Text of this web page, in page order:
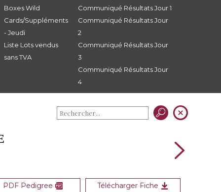
Boxes Wild
Cards/Suppléments
- Jeudi
Liste Lots vendus
sans TVA
Communiqué Résultats Jour 1
Communiqué Résultats Jour
2
Communiqué Résultats Jour
3
Communiqué Résultats Jour
4
PDF Pedigree Télécharger Fiche